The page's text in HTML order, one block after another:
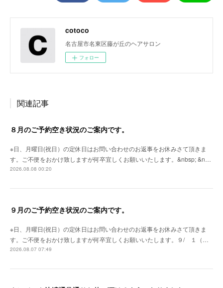
cotoco
名古屋市名東区藤が丘のヘアサロン
フォロー
関連記事
８月のご予約空き状況のご案内です。
※日、月曜日(祝日）の定休日はお問い合わせのお返事をお休みさて頂きま
す。ご不便をおかけ致しますが何卒宜しくお願いいたします。&nbsp; &n…
2026.08.08 00:20
９月のご予約空き状況のご案内です。
※日、月曜日(祝日）の定休日はお問い合わせのお返事をお休みさて頂きま
す。ご不便をおかけ致しますが何卒宜しくお願いいたします。９/ １（…
2026.08.07 07:49